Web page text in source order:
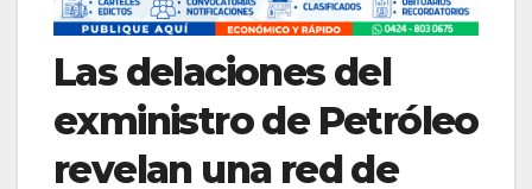
Las delaciones del
exministro de Petróleo
revelan una red de